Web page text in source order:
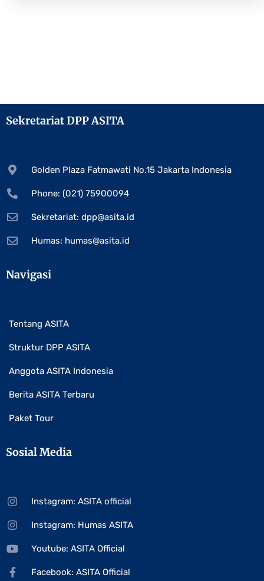
Sekretariat DPP ASITA
Golden Plaza Fatmawati No.15 Jakarta Indonesia
Phone: (021) 75900094
Sekretariat: dpp@asita.id
Humas: humas@asita.id
Navigasi
Tentang ASITA
Struktur DPP ASITA
Anggota ASITA Indonesia
Berita ASITA Terbaru
Paket Tour
Sosial Media
Instagram: ASITA official
Instagram: Humas ASITA
Youtube: ASITA Official
Facebook: ASITA Official